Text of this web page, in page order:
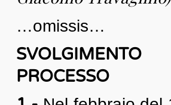
…omissis…
PROCESSO